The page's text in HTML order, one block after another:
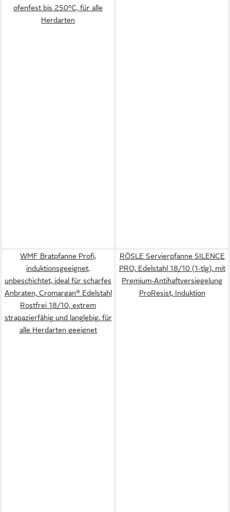
ofenfest bis 250°C, für alle
Herdarten
WMF Bratpfanne Profi,
induktionsgeeignet,
unbeschichtet, ideal für scharfes
Anbraten, Cromargan® Edelstahl
Rostfrei 18/10, extrem
strapazierfähig und langlebig, für
alle Herdarten geeignet
RÖSLE Servierpfanne SILENCE
PRO, Edelstahl 18/10 (1-tlg), mit
Premium-Antihaftversiegelung
ProResist, Induktion